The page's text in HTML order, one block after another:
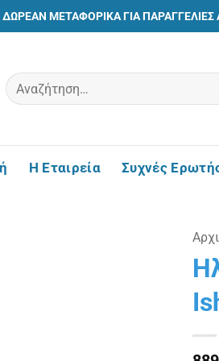
ΔΩΡΕΑΝ ΜΕΤΑΦΟΡΙΚΑ ΓΙΑ ΠΑΡΑΓΓΕΛΙΕΣ
Αναζήτηση
για:
Η Εταιρεία Συχνές